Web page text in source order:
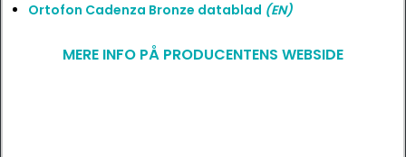
Ortofon Cadenza Bronze datablad (EN)
MERE INFO PÅ PRODUCENTENS WEBSIDE